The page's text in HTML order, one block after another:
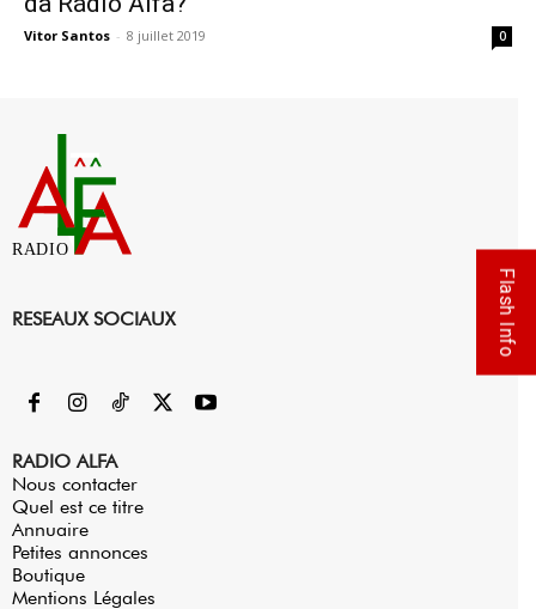
Vitor Santos - 8 juillet 2019 0
RADIO
RESEAUX SOCIAUX
RADIO ALFA
Nous contacter
Quel est ce titre
Annuaire
Petites annonces
Boutique
Mentions Légales
Flash Info